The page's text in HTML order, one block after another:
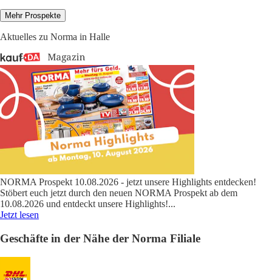
Mehr Prospekte
Aktuelles zu Norma in Halle
NORMA Prospekt 10.08.2026 - jetzt unsere Highlights entdecken!
Stöbert euch jetzt durch den neuen NORMA Prospekt ab dem
10.08.2026 und entdeckt unsere Highlights!...
Jetzt lesen
Geschäfte in der Nähe der Norma Filiale